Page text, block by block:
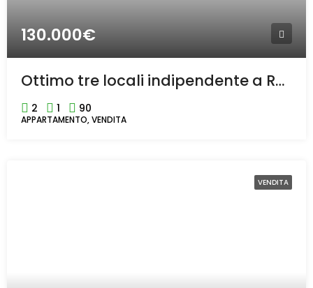
130.000€
Ottimo tre locali indipendente a Rho.
2 1 90
APPARTAMENTO, VENDITA
VENDITA